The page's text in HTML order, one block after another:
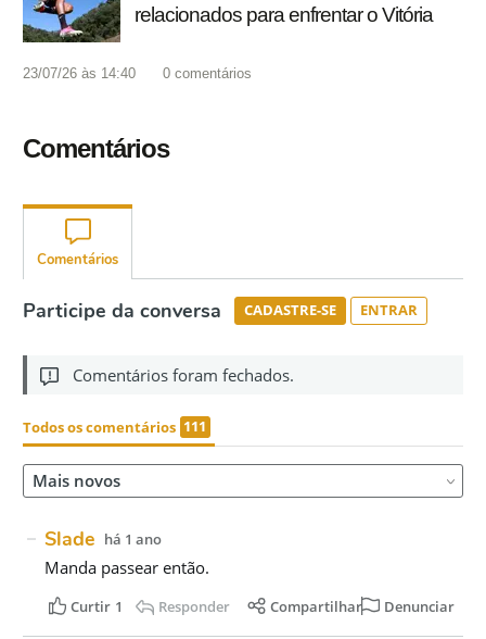
relacionados para enfrentar o Vitória
23/07/26 às 14:40 0 comentários
Comentários